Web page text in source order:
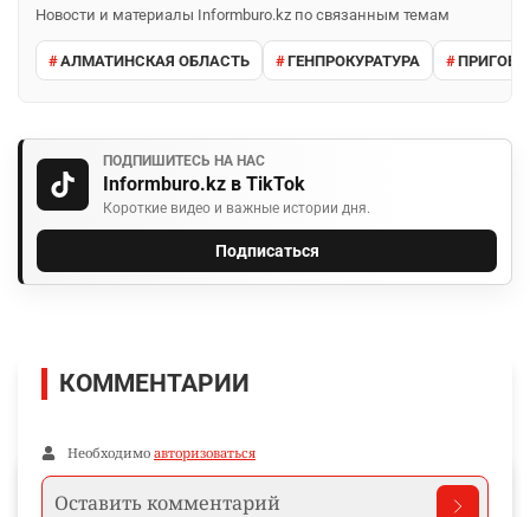
Новости и материалы Informburo.kz по связанным темам
АЛМАТИНСКАЯ ОБЛАСТЬ ГЕНПРОКУРАТУРА
ПОДПИШИТЕСЬ НА НАС
Informburo.kz в TikTok
Короткие видео и важные истории дня.
Подписаться
КОММЕНТАРИИ
Необходимо авторизоваться